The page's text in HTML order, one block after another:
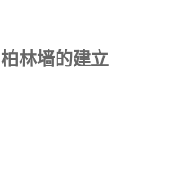
柏林墙的建立